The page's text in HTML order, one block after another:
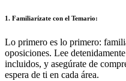
1. Familiarízate con el Temario:
Lo primero es lo primero:
oposiciones. Lee
incluidos, y asegúrate de
espera de ti en cada área.